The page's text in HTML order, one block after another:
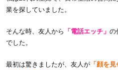
業を探していました。
そんな時、友人から 「電話エッチ」 の
でした。
最初は驚きましたが、友人が 「顔を